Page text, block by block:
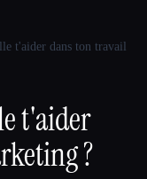
t'aider dans ton travail
t'aider
?